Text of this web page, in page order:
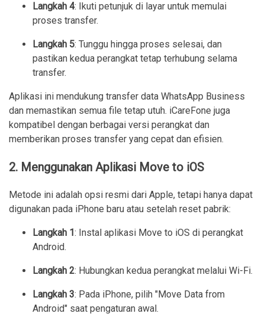
Langkah 4: Ikuti petunjuk di layar untuk memulai
proses transfer.
Langkah 5: Tunggu hingga proses selesai, dan
pastikan kedua perangkat tetap terhubung selama
transfer.
Aplikasi ini mendukung transfer data WhatsApp Business
dan memastikan semua file tetap utuh. iCareFone juga
kompatibel dengan berbagai versi perangkat dan
memberikan proses transfer yang cepat dan efisien.
2. Menggunakan Aplikasi Move to iOS
Metode ini adalah opsi resmi dari Apple, tetapi hanya dapat
digunakan pada iPhone baru atau setelah reset pabrik:
Langkah 1: Instal aplikasi Move to iOS di perangkat
Android.
Langkah 2: Hubungkan kedua perangkat melalui Wi-Fi.
Langkah 3: Pada iPhone, pilih "Move Data from
Android" saat pengaturan awal.